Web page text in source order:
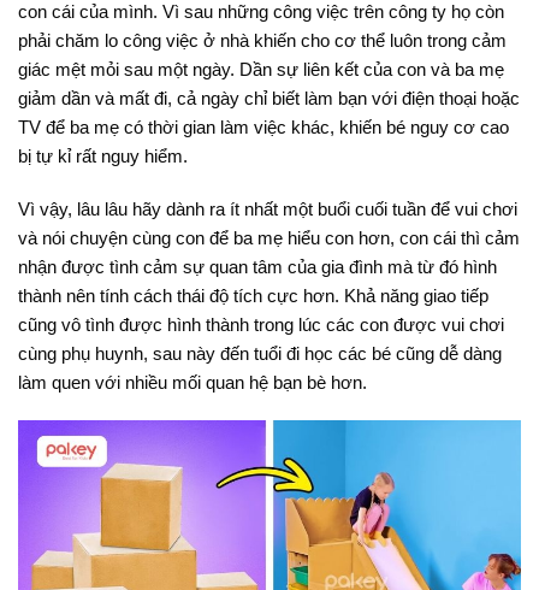
con cái của mình. Vì sau những công việc trên công ty họ còn
phải chăm lo công việc ở nhà khiến cho cơ thể luôn trong cảm
giác mệt mỏi sau một ngày. Dần sự liên kết của con và ba mẹ
giảm dần và mất đi, cả ngày chỉ biết làm bạn với điện thoại hoặc
TV để ba mẹ có thời gian làm việc khác, khiến bé nguy cơ cao
bị tự kỉ rất nguy hiểm.
Vì vậy, lâu lâu hãy dành ra ít nhất một buổi cuối tuần để vui chơi
và nói chuyện cùng con để ba mẹ hiểu con hơn, con cái thì cảm
nhận được tình cảm sự quan tâm của gia đình mà từ đó hình
thành nên tính cách thái độ tích cực hơn. Khả năng giao tiếp
cũng vô tình được hình thành trong lúc các con được vui chơi
cùng phụ huynh, sau này đến tuổi đi học các bé cũng dễ dàng
làm quen với nhiều mối quan hệ bạn bè hơn.